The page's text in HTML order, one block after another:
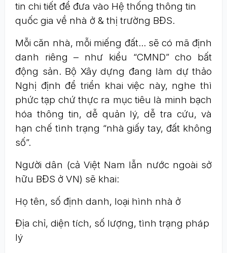
tin chi tiết để đưa vào Hệ thống thông tin
quốc gia về nhà ở & thị trường BĐS.
Mỗi căn nhà, mỗi miếng đất… sẽ có mã định
danh riêng – như kiểu “CMND” cho bất
động sản. Bộ Xây dựng đang làm dự thảo
Nghị định để triển khai việc này, nghe thì
phức tạp chứ thực ra mục tiêu là minh bạch
hóa thông tin, dễ quản lý, dễ tra cứu, và
hạn chế tình trạng “nhà giấy tay, đất không
số”.
Người dân (cả Việt Nam lẫn nước ngoài sở
hữu BĐS ở VN) sẽ khai:
Họ tên, số định danh, loại hình nhà ở
Địa chỉ, diện tích, số lượng, tình trạng pháp
lý